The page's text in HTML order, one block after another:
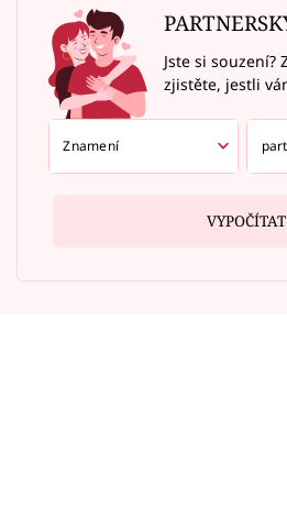
Jste si souzení?
zjistěte, jestli
VYPOČÍTAT